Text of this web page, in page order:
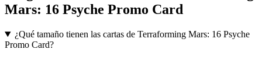
Mars: 16 Psyche Promo Card
¿Qué tamaño tienen las cartas de Terraforming Mars: 16 Psyche
Promo Card?